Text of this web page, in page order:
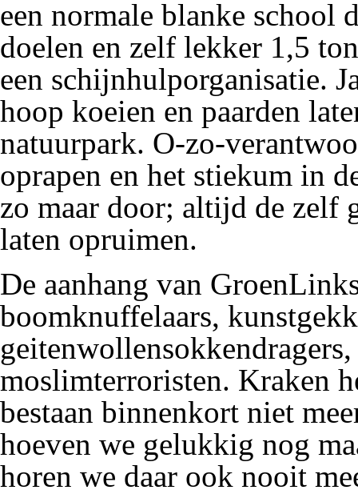
een normale blanke school
doelen en zelf lekker 1,5
een schijnhulporganisatie.
hoop koeien en paarden
natuurpark. O-zo-
oprapen en het stiekum in
zo maar door; altijd de zelf
laten opruimen.
De aanhang van
boomknuffelaars,
geitenwollensokkendragers
moslimterroristen. Kraken
bestaan binnenkort niet
hoeven we gelukkig nog
horen we daar ook nooit